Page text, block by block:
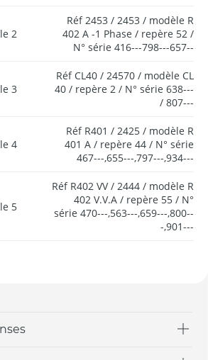
2
Réf 2453 / 2453 / modèle R
402 A -1 Phase / repère 52 /
N° série 416---798---657--
3
Réf CL40 / 24570 / modèle CL
40 / repère 2 / N° série 638---
/ 807---
4
Réf R401 / 2425 / modèle R
401 A / repère 44 / N° série
467---,655---,797---,934---
5
Réf R402 VV / 2444 / modèle R
402 V.V.A / repère 55 / N°
série 470---,563---,659---,800--
-,901---